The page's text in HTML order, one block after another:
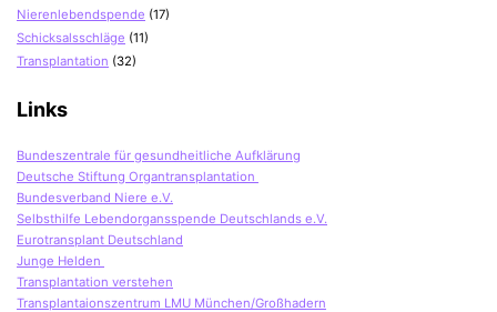
Nierenlebendspende (17)
Schicksalsschläge (11)
Transplantation (32)
Links
Bundeszentrale für gesundheitliche Aufklärung
Deutsche Stiftung Organtransplantation
Bundesverband Niere e.V.
Selbsthilfe Lebendorgansspende Deutschlands e.V.
Eurotransplant Deutschland
Junge Helden
Transplantation verstehen
Transplantaionszentrum LMU München/Großhadern